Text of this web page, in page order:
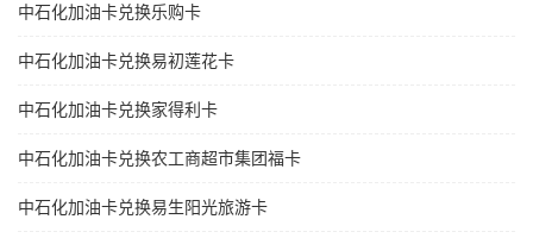
中石化加油卡兑换乐购卡
中石化加油卡兑换易初莲花卡
中石化加油卡兑换家得利卡
中石化加油卡兑换农工商超市集团福卡
中石化加油卡兑换易生阳光旅游卡